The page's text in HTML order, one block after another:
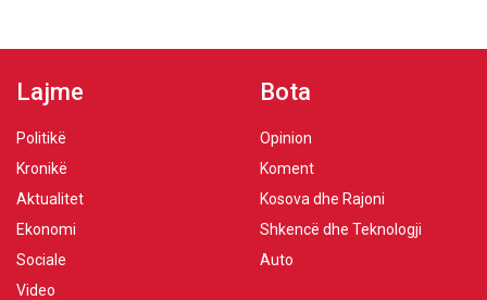
Lajme
Politikë
Kronikë
Aktualitet
Ekonomi
Sociale
Video
Bota
Opinion
Koment
Kosova dhe Rajoni
Shkencë dhe Teknologji
Auto